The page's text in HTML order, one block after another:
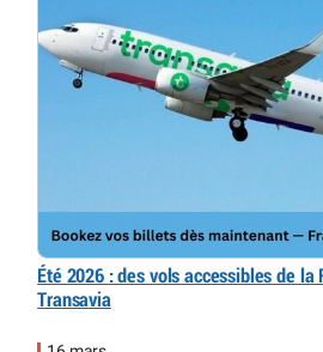
Été 2026 : des vols accessibles de la
Transavia